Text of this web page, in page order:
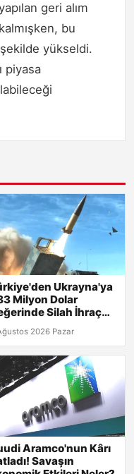
geri alım
bu
yükseldi.
piyasa
Ukrayna'ya
Milyon Dolar
Silah İhraç
2026 Pazar
Aramco'nun Kârı
Savaşın